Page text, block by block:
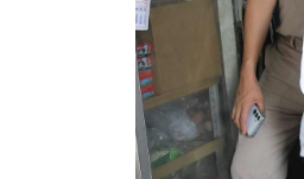
แบบฟอร์มบริหารงานบุคคล
รายงานตรวจสอบภายใน